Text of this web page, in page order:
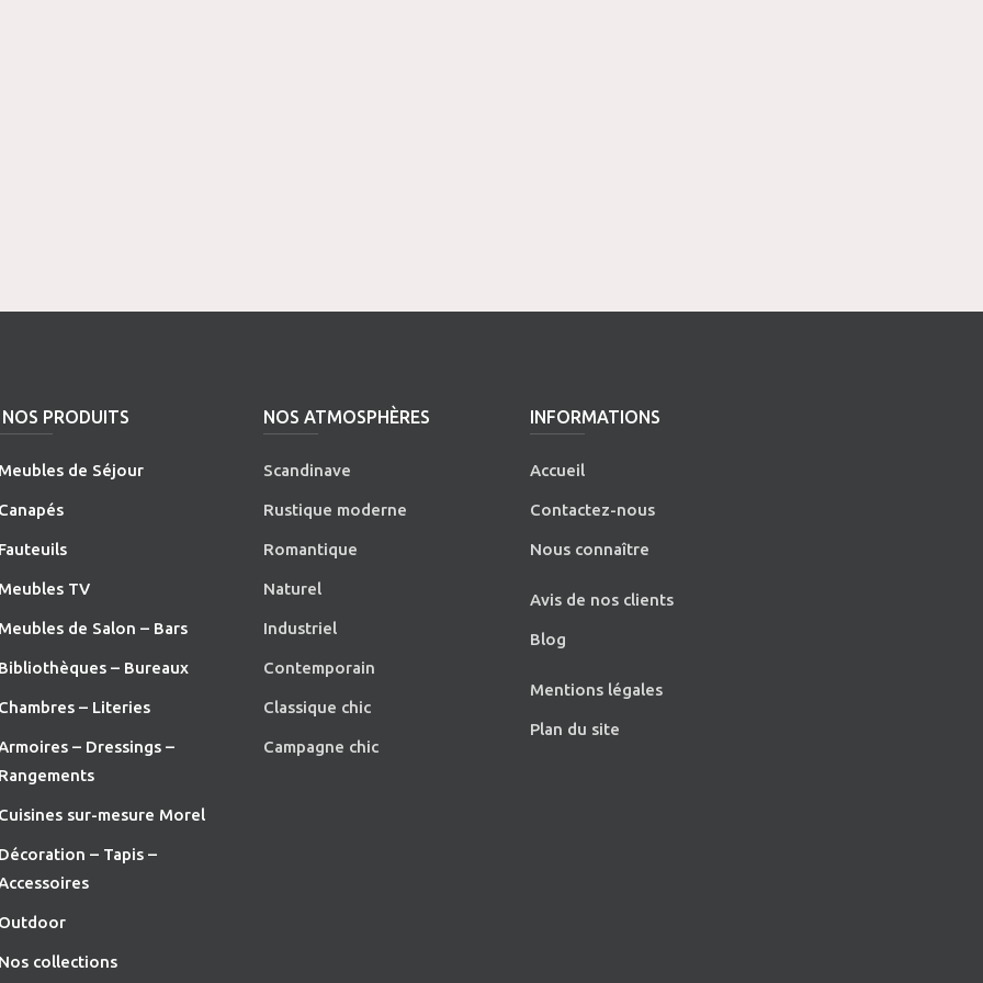
PRODUITS
de Séjour
TV
de Salon – Bars
– Bureaux
– Literies
– Dressings –
sur-mesure Morel
– Tapis –
utdoor
collections
NOS ATMOSPHÈRES
Scandinave
Rustique moderne
Romantique
Naturel
Industriel
Contemporain
Classique chic
Campagne chic
INFORMATIONS
Accueil
Contactez-nous
Nous connaître
Avis de nos clients
Blog
Mentions légales
Plan du site